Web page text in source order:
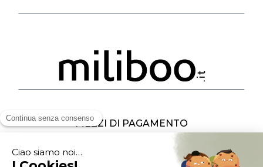
MEZZI DI PAGAMENTO